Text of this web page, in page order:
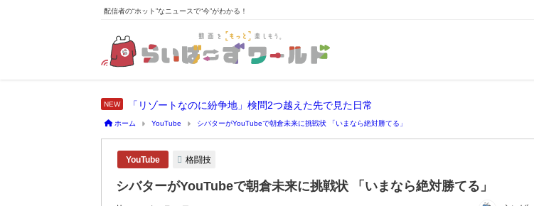
配信者の“ホット”なニュースで“今”がわかる！
「リゾートなのに紛争地」検問2つ越えた先で見た日常
ホーム YouTube シバターがYouTubeで朝倉未来に挑戦状 「いまなら絶対勝てる」
YouTube 格闘技
シバターがYouTubeで朝倉未来に挑戦状 「いまなら絶対勝てる」